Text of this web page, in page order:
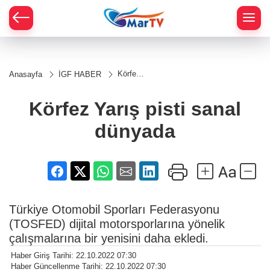
Anasayfa İGF HABER
Körfez
dünyada
Körfez Yarış pisti sanal
dünyada
Türkiye Otomobil Sporları Federasyonu
(TOSFED) dijital motorsporlarına yönelik
çalışmalarına bir yenisini daha ekledi.
Haber Giriş Tarihi: 22.10.2022 07:30
Haber Güncellenme Tarihi: 22.10.2022 07:30